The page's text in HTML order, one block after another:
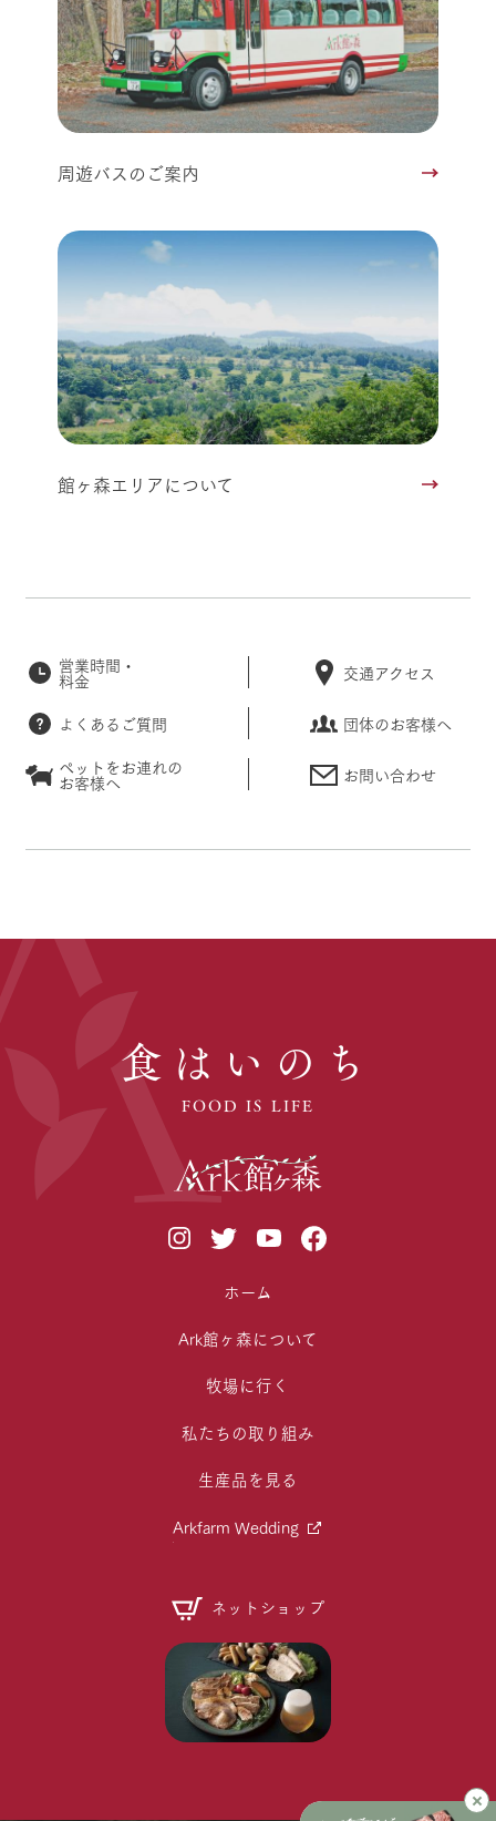
周遊バスのご案内
館ヶ森エリアについて
営業時間・
料金 交通アクセス
よくあるご質問
団体のお客様へ
ペットをお連れの
お客様へ お問い合わせ
食はいのち
FOOD IS LIFE
ホーム
Ark館ヶ森について
牧場に行く
私たちの取り組み
生産品を見る
Arkfarm Wedding
ネットショップ